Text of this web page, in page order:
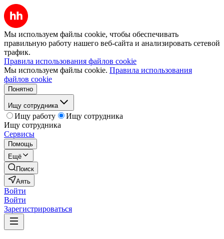
Мы используем файлы cookie, чтобы обеспечивать
правильную работу нашего веб-сайта и анализировать сетевой
трафик.
Правила использования файлов cookie
Мы используем файлы cookie. Правила использования
файлов cookie
Понятно
Ищу сотрудника
Ищу работу
Ищу сотрудника
Ищу сотрудника
Сервисы
Помощь
Ещё
Поиск
Аять
Войти
Войти
Зарегистрироваться